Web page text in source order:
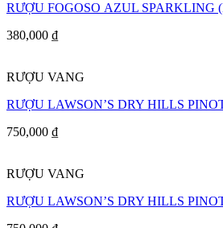
RƯỢU FOGOSO AZUL SPARKLING
380,000 ₫
RƯỢU VANG
RƯỢU LAWSON’S DRY HILLS
750,000 ₫
RƯỢU VANG
RƯỢU LAWSON’S DRY HILLS